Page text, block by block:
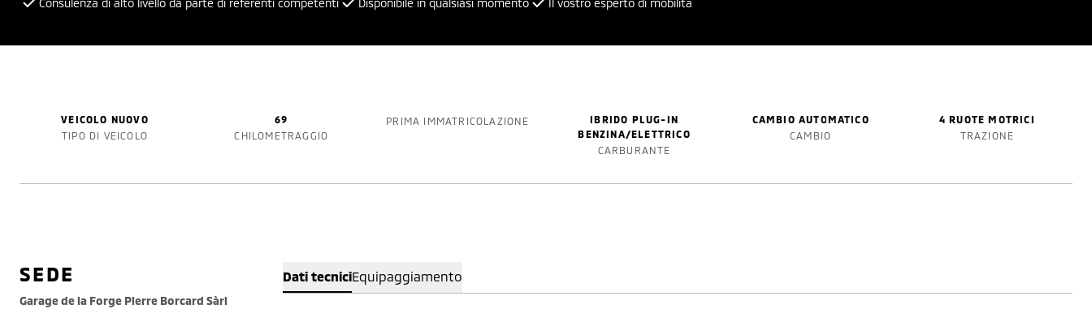
Consulenza di alto livello da parte di referenti competenti Disponibile in qualsiasi momento Il vostro esperto di mobilità
VEICOLO NUOVO
TIPO DI VEICOLO
69
CHILOMETRAGGIO
PRIMA IMMATRICOLAZIONE
IBRIDO PLUG-IN
BENZINA/ELETTRICO
CARBURANTE
CAMBIO AUTOMATICO
CAMBIO
4 RUOTE MOTRICI
TRAZIONE
Dati tecniciEquipaggiamento
SEDE
Garage de la Forge Pierre Borcard Sàrl